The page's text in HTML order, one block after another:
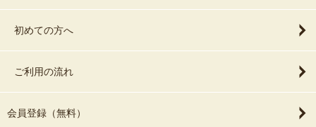
初めての方へ
ご利用の流れ
会員登録（無料）